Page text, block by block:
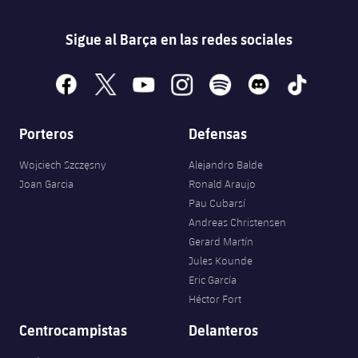
Sigue al Barça en las redes sociales
facebook
x youtubeinstagramspotify discord tiktok
Porteros
Wojciech Szczęsny
Joan Garcia
Defensas
Alejandro Balde
Ronald Araujo
Pau Cubarsí
Andreas Christensen
Gerard Martín
Jules Kounde
Eric García
Héctor Fort
Centrocampistas Delanteros